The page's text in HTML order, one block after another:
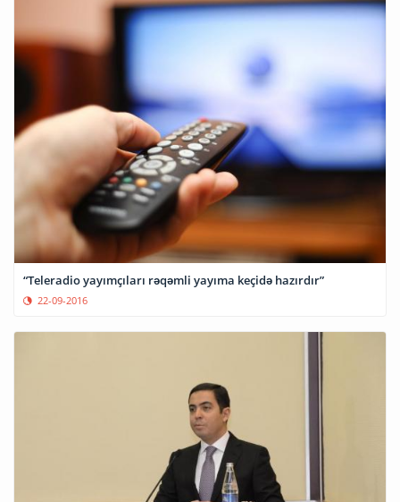
“Teleradio yayımçıları rəqəmli yayıma keçidə hazırdır”
22-09-2016